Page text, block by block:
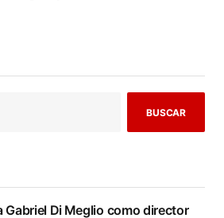
BUSCAR
Gabriel Di Meglio como director